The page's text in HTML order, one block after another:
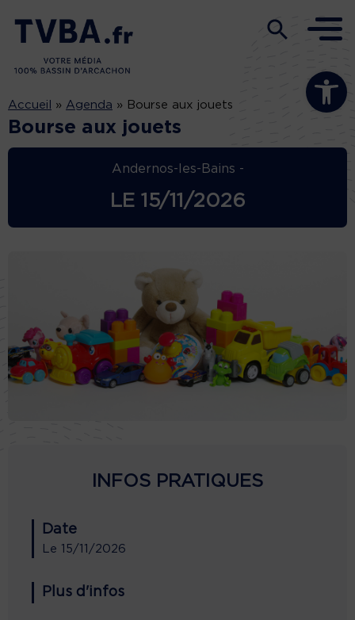
Ouvrir la
Accueil » Agenda » Bourse aux jouets
Bourse aux jouets
Andernos-les-Bains -
LE 15/11/2026
INFOS PRATIQUES
Date
Le 15/11/2026
Plus d'infos